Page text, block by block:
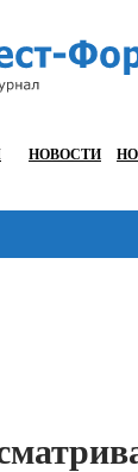
НОВОСТИ